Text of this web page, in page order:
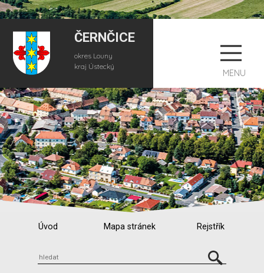
ČERNČICE
okres Louny
kraj Ústecký
MENU
Úvod Mapa stránek Rejstřík